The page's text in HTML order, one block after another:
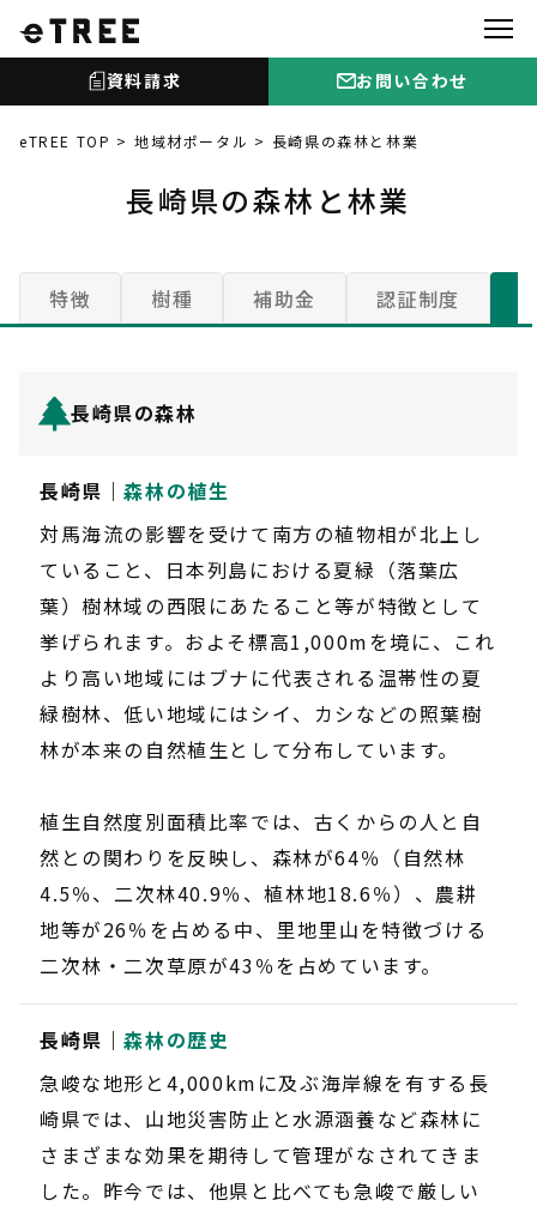
資料請求 お問い合わせ
eTREE TOP 地域材ポータル 長崎県の森林と林業
長崎県の森林と林業
特徴 樹種 補助金 認証制度
長崎県の森林
長崎県｜森林の植生
対馬海流の影響を受けて南方の植物相が北上し
ていること、日本列島における夏緑（落葉広
葉）樹林域の西限にあたること等が特徴として
挙げられます。およそ標高1,000mを境に、これ
より高い地域にはブナに代表される温帯性の夏
緑樹林、低い地域にはシイ、カシなどの照葉樹
林が本来の自然植生として分布しています。
植生自然度別面積比率では、古くからの人と自
然との関わりを反映し、森林が64％（自然林
4.5％、二次林40.9％、植林地18.6％）、農耕
地等が26％を占める中、里地里山を特徴づける
二次林・二次草原が43％を占めています。
長崎県｜森林の歴史
急峻な地形と4,000kmに及ぶ海岸線を有する長
崎県では、山地災害防止と水源涵養など森林に
さまざまな効果を期待して管理がなされてきま
した。昨今では、他県と比べても急峻で厳しい